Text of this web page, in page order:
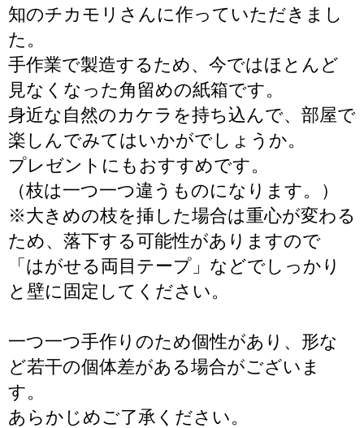
知のチカモリさんに作っていただきまし
た。
手作業で製造するため、今ではほとんど
見なくなった角留めの紙箱です。
身近な自然のカケラを持ち込んで、部屋で
楽しんでみてはいかがでしょうか。
プレゼントにもおすすめです。
（枝は一つ一つ違うものになります。）
※大きめの枝を挿した場合は重心が変わる
ため、落下する可能性がありますので
「はがせる両目テープ」などでしっかり
と壁に固定してください。
一つ一つ手作りのため個性があり、形な
ど若干の個体差がある場合がございま
す。
あらかじめご了承ください。